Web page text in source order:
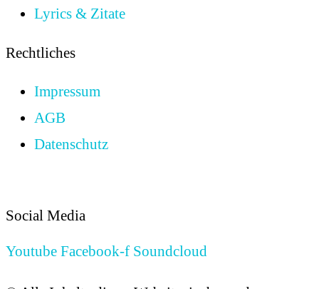
Lyrics & Zitate
Rechtliches
Impressum
AGB
Datenschutz
Social Media
Youtube Facebook-f Soundcloud